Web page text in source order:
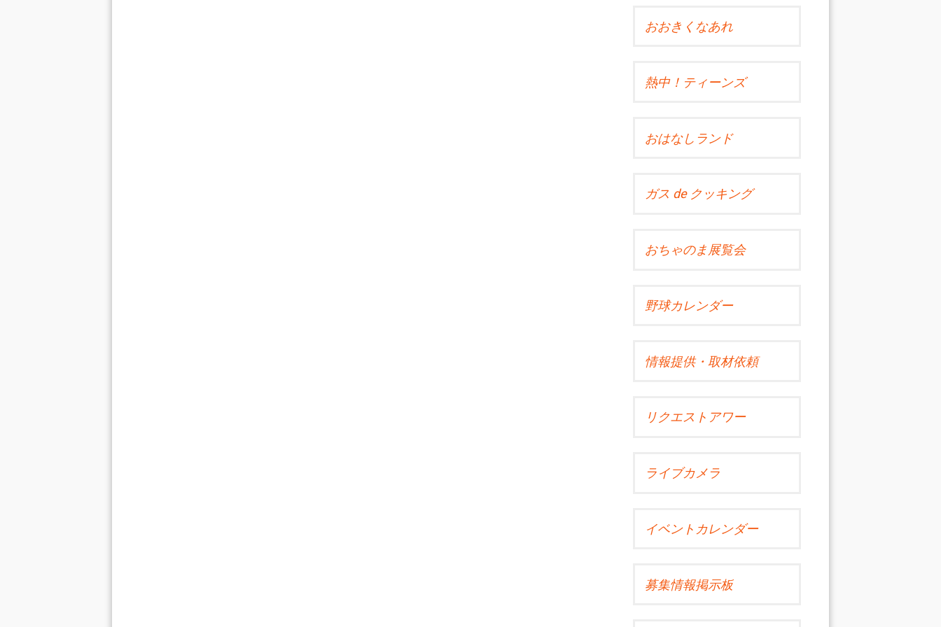
おおきくなあれ
熱中！ティーンズ
おはなしランド
ガス de クッキング
おちゃのま展覧会
野球カレンダー
情報提供・取材依頼
リクエストアワー
ライブカメラ
イベントカレンダー
募集情報掲示板